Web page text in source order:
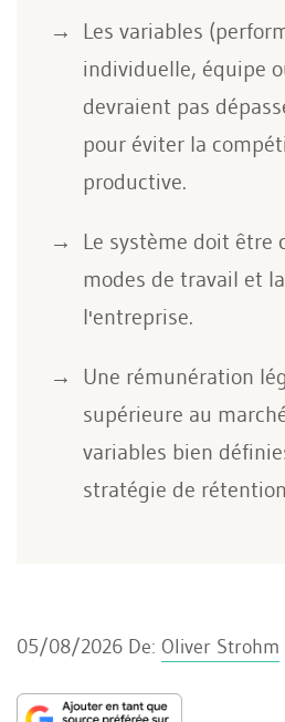
Les variables
individuelle, équipe
devraient pas
pour éviter la
productive.
Le système doit être
modes de travail et
l'entreprise.
Une rémunération
supérieure au
variables bien
stratégie de
05/08/2026 De: Oliver Strohm